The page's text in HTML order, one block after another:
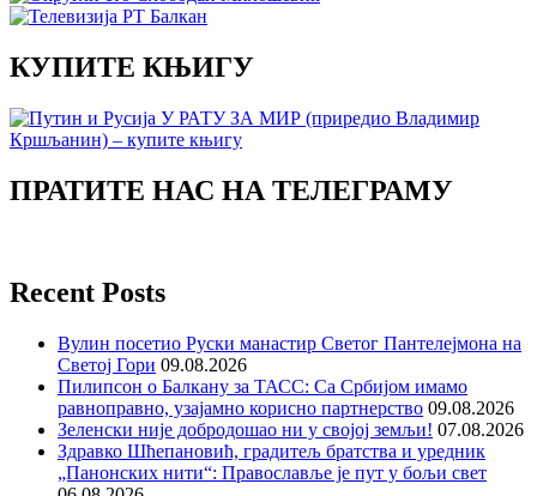
КУПИТЕ КЊИГУ
ПРАТИТЕ НАС НА ТЕЛЕГРАМУ
Recent Posts
Вулин посетио Руски манастир Светог Пантелејмона на
Светој Гори 09.08.2026
Пилипсон о Балкану за ТАСС: Са Србијом имамо
равноправно, узајамно корисно партнерство 09.08.2026
Зеленски није добродошао ни у својој земљи! 07.08.2026
Здравко Шћепановић, градитељ братства и уредник
„Панонских нити“: Православље је пут у бољи свет